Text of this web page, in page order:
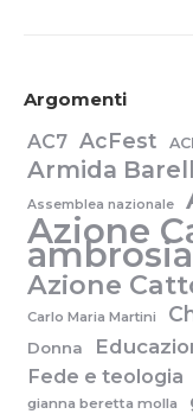
Argomenti
AC7 AcFest
Armida
Assemblea nazionale
Azione
Azione
Carlo Maria Martini
Donna
Fede e teologia
gianna beretta molla